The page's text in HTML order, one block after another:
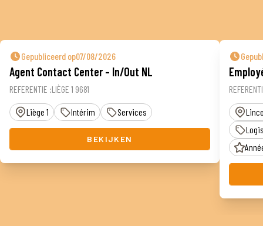
Gepubliceerd op07/08/2026
Agent Contact Center – In/Out NL
REFERENTIE :LIÈGE 1 9681
Liège 1 Intérim Services
BEKIJKEN